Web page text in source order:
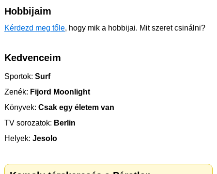
Hobbijaim
Kérdezd meg tőle, hogy mik a hobbijai. Mit szeret csinálni?
Kedvenceim
Sportok: Surf
Zenék: Fijord Moonlight
Könyvek: Csak egy életem van
TV sorozatok: Berlin
Helyek: Jesolo